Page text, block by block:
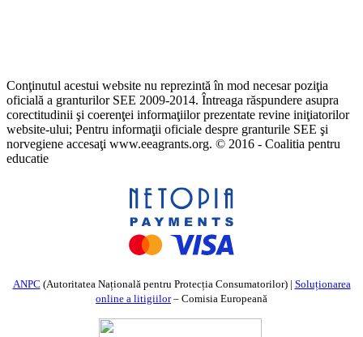
Conţinutul acestui website nu reprezintă în mod necesar poziţia
oficială a granturilor SEE 2009-2014. Întreaga răspundere asupra
corectitudinii şi coerenţei informaţiilor prezentate revine iniţiatorilor
website-ului; Pentru informaţii oficiale despre granturile SEE şi
norvegiene accesaţi www.eeagrants.org. © 2016 - Coalitia pentru
educatie
ANPC (Autoritatea Națională pentru Protecția Consumatorilor) | Soluționarea
online a litigiilor– Comisia Europeană